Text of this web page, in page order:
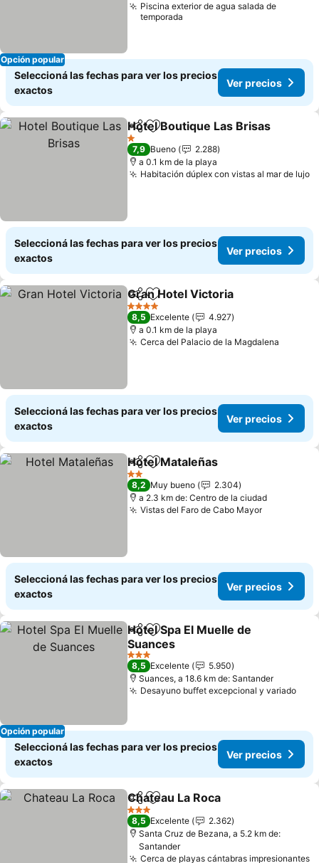
Opción popular
Piscina exterior de agua salada de
temporada
Seleccioná las fechas para ver los precios
exactos
Ver precios
CompartirAñadir a favoritos
Hotel Boutique Las Brisas
1 Estrellas
7,9 Bueno
2.288
a 0.1 km de la playa
Habitación dúplex con vistas al mar de lujo
Seleccioná las fechas para ver los precios
exactos
Ver precios
CompartirAñadir a favoritos
Gran Hotel Victoria
4 Estrellas
8,5 Excelente
4.927
a 0.1 km de la playa
Cerca del Palacio de la Magdalena
Seleccioná las fechas para ver los precios
exactos
Ver precios
CompartirAñadir a favoritos
Hotel Mataleñas
2 Estrellas
8,2 Muy bueno
2.304
a 2.3 km de: Centro de la ciudad
Vistas del Faro de Cabo MayorVer
Seleccioná las fechas para ver los precios
exactos
Ver precios
Opción popular
CompartirAñadir a favoritos
Hotel Spa El Muelle de
Suances
Ver precios
3 Estrellas
8,5 Excelente
5.950
Suances, a 18.6 km de: Santander
Desayuno buffet excepcional y variadoVer
Seleccioná las fechas para ver los precios
exactos
Ver precios
CompartirAñadir a favoritos
Chateau La Roca
3 Estrellas
8,5 Excelente
2.362
Santa Cruz de Bezana, a 5.2 km de:
Santander
Cerca de playas cántabras impresionantes